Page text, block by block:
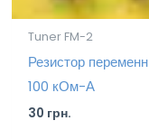
Tuner FM-2
Резистор
100 кОм-А
30 грн.